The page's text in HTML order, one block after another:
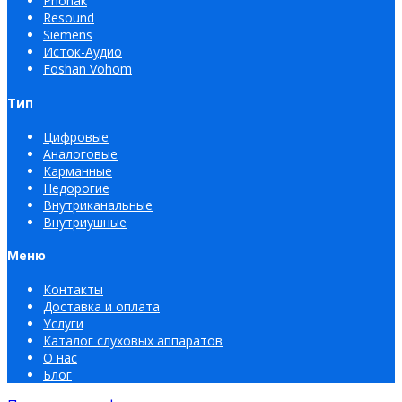
Resound
Siemens
Исток-Аудио
Foshan Vohom
Тип
Цифровые
Аналоговые
Карманные
Недорогие
Внутриканальные
Внутриушные
Меню
Контакты
Доставка и оплата
Услуги
Каталог слуховых аппаратов
О нас
Блог